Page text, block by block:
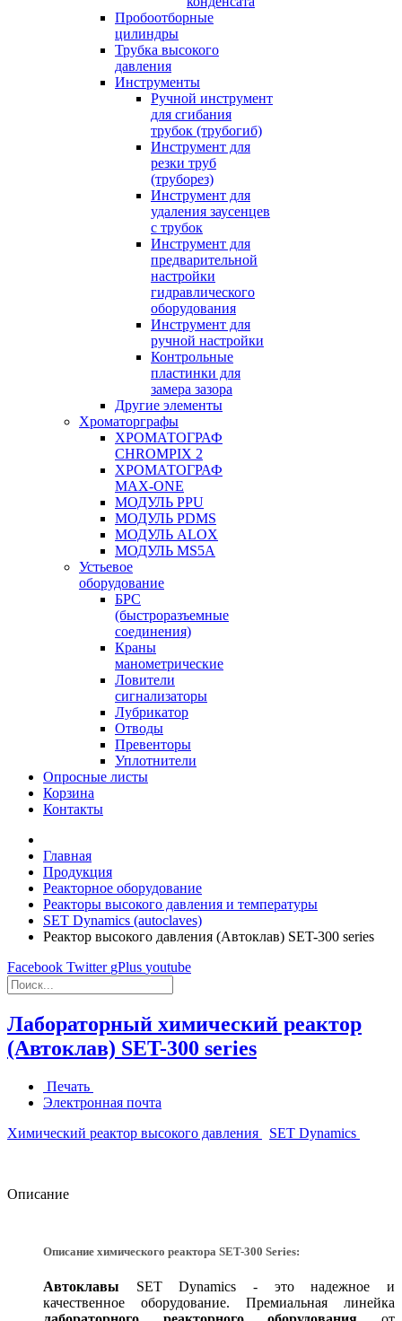
Пробоотборные
цилиндры
Трубка высокого
давления
Инструменты
Ручной инструмент
для сгибания
трубок (трубогиб)
Инструмент для
резки труб
(труборез)
Инструмент для
удаления заусенцев
с трубок
Инструмент для
предварительной
настройки
гидравлического
оборудования
Инструмент для
ручной настройки
Контрольные
пластинки для
замера зазора
Другие элементы
Хроматорграфы
ХРОМАТОГРАФ
CHROMPIX 2
ХРОМАТОГРАФ
MAX-ONE
МОДУЛЬ PPU
МОДУЛЬ PDMS
МОДУЛЬ ALOX
МОДУЛЬ MS5A
Устьевое
оборудование
БРС
(быстроразъемные
соединения)
Краны
манометрические
Ловители
сигнализаторы
Лубрикатор
Отводы
Превенторы
Уплотнители
Опросные листы
Корзина
Контакты
Главная
Продукция
Реакторное оборудование
Реакторы высокого давления и температуры
SET Dynamics (autoclaves)
Реактор высокого давления (Автоклав) SET-300 series
Facebook Twitter gPlus youtube
Лабораторный химический реактор
(Автоклав) SET-300 series
Печать
Электронная почта
Химический реактор высокого давления
SET Dynamics
Описание
Описание химического реактора SET-300 Series:
Автоклавы SET Dynamics - это надежное и
качественное оборудование. Премиальная линейка